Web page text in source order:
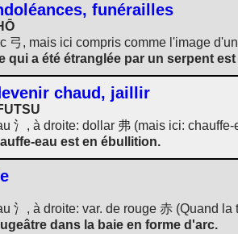
funérailles
弓, mais ici compris comme l'image
qui a été étranglée par un serpent
chaud, jaillir
氵, à droite: dollar 弗 (mais ici:
eau est en ébullition.
氵, à droite: var. de rouge 赤 (Quand
dans la baie en forme d'arc.